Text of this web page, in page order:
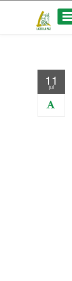
11
jul